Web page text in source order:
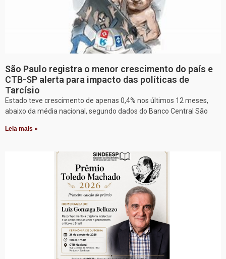
São Paulo registra o menor crescimento do país e
CTB-SP alerta para impacto das políticas de
Tarcísio
Estado teve crescimento de apenas 0,4% nos últimos 12 meses,
abaixo da média nacional, segundo dados do Banco Central São
Leia mais »